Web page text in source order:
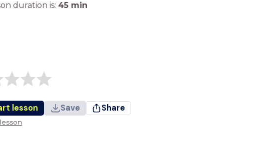
duration is: 45 min
lesson Save Share